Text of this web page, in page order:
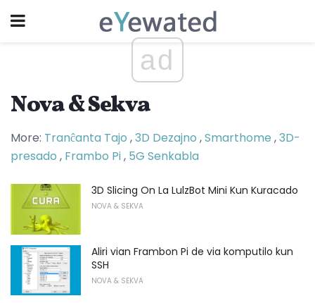
ad
Nova & Sekva
More: Tranĉanta Tajo ,3D Dezajno ,Smarthome ,3D-
presado , Frambo Pi, 5G Senkabla
3D Slicing On La LulzBot Mini Kun Kuracado
NOVA & SEKVA
Aliri vian Frambon Pi de via komputilo kun
SSH
NOVA & SEKVA